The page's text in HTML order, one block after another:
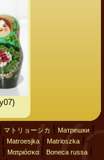
マトリョーシカ Матрешки|
Matroesjka| Matrioszka|
Ματριόσκα Boneca russa